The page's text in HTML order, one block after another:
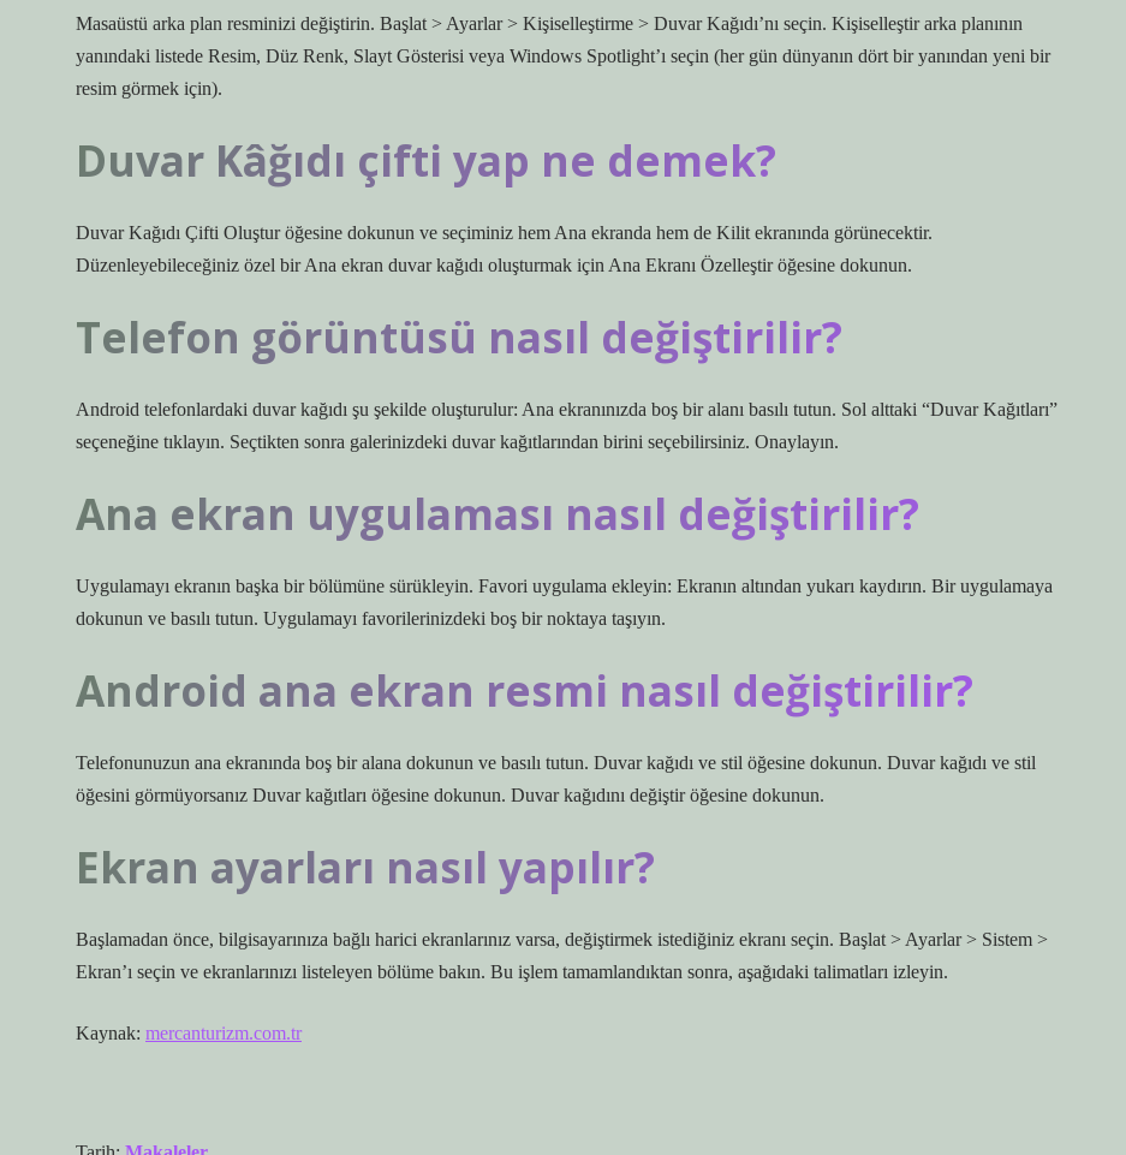
Masaüstü arka plan resminizi değiştirin. Başlat > Ayarlar > Kişiselleştirme > Duvar Kağıdı’nı seçin. Kişiselleştir arka planının
yanındaki listede Resim, Düz Renk, Slayt Gösterisi veya Windows Spotlight’ı seçin (her gün dünyanın dört bir yanından yeni bir
resim görmek için).
Duvar Kâğıdı çifti yap ne demek?
Duvar Kağıdı Çifti Oluştur öğesine dokunun ve seçiminiz hem Ana ekranda hem de Kilit ekranında görünecektir.
Düzenleyebileceğiniz özel bir Ana ekran duvar kağıdı oluşturmak için Ana Ekranı Özelleştir öğesine dokunun.
Telefon görüntüsü nasıl değiştirilir?
Android telefonlardaki duvar kağıdı şu şekilde oluşturulur: Ana ekranınızda boş bir alanı basılı tutun. Sol alttaki “Duvar Kağıtları”
seçeneğine tıklayın. Seçtikten sonra galerinizdeki duvar kağıtlarından birini seçebilirsiniz. Onaylayın.
Ana ekran uygulaması nasıl değiştirilir?
Uygulamayı ekranın başka bir bölümüne sürükleyin. Favori uygulama ekleyin: Ekranın altından yukarı kaydırın. Bir uygulamaya
dokunun ve basılı tutun. Uygulamayı favorilerinizdeki boş bir noktaya taşıyın.
Android ana ekran resmi nasıl değiştirilir?
Telefonunuzun ana ekranında boş bir alana dokunun ve basılı tutun. Duvar kağıdı ve stil öğesine dokunun. Duvar kağıdı ve stil
öğesini görmüyorsanız Duvar kağıtları öğesine dokunun. Duvar kağıdını değiştir öğesine dokunun.
Ekran ayarları nasıl yapılır?
Başlamadan önce, bilgisayarınıza bağlı harici ekranlarınız varsa, değiştirmek istediğiniz ekranı seçin. Başlat > Ayarlar > Sistem >
Ekran’ı seçin ve ekranlarınızı listeleyen bölüme bakın. Bu işlem tamamlandıktan sonra, aşağıdaki talimatları izleyin.
Kaynak: mercanturizm.com.tr